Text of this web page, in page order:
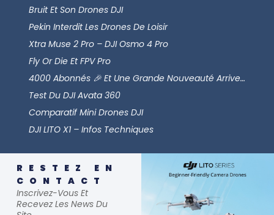
Bruit Et Son Drones DJI
Pekin Interdit Les Drones De Loisir
Xtra Muse 2 Pro – DJI Osmo 4 Pro
Fly Or Die Et FPV Pro
4000 Abonnés 🎉 Et Une Grande Nouveauté Arrive…
Test Du DJI Avata 360
Comparatif Mini Drones DJI
DJI LITO X1 – Infos Techniques
RESTEZ EN
CONTACT
Inscrivez-Vous Et
Recevez Les News Du